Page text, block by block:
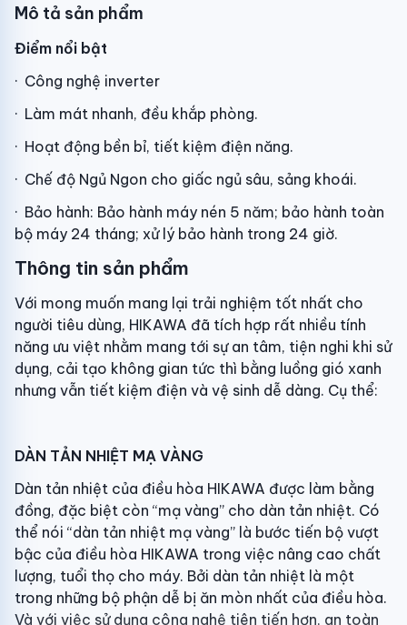
Mô tả sản phẩm
Điểm nổi bật
· Công nghệ inverter
· Làm mát nhanh, đều khắp phòng.
· Hoạt động bền bỉ, tiết kiệm điện năng.
· Chế độ Ngủ Ngon cho giấc ngủ sâu, sảng khoái.
· Bảo hành: Bảo hành máy nén 5 năm; bảo hành toàn
bộ máy 24 tháng; xử lý bảo hành trong 24 giờ.
Thông tin sản phẩm
Với mong muốn mang lại trải nghiệm tốt nhất cho
người tiêu dùng, HIKAWA đã tích hợp rất nhiều tính
năng ưu việt nhằm mang tới sự an tâm, tiện nghi khi sử
dụng, cải tạo không gian tức thì bằng luồng gió xanh
nhưng vẫn tiết kiệm điện và vệ sinh dễ dàng. Cụ thể:
DÀN TẢN NHIỆT MẠ VÀNG
Dàn tản nhiệt của điều hòa HIKAWA được làm bằng
đồng, đặc biệt còn “mạ vàng” cho dàn tản nhiệt. Có
thể nói “dàn tản nhiệt mạ vàng” là bước tiến bộ vượt
bậc của điều hòa HIKAWA trong việc nâng cao chất
lượng, tuổi thọ cho máy. Bởi dàn tản nhiệt là một
trong những bộ phận dễ bị ăn mòn nhất của điều hòa.
Và với việc sử dụng công nghệ tiên tiến hơn, an toàn